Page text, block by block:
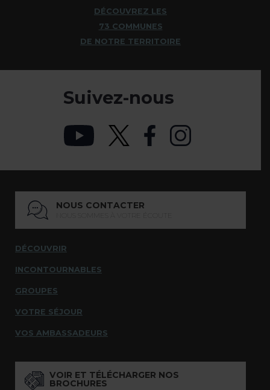
DÉCOUVREZ LES
73 COMMUNES
DE NOTRE TERRITOIRE
Suivez-nous
NOUS CONTACTER
DÉCOUVRIR
INCONTOURNABLES
GROUPES
VOTRE SÉJOUR
VOS AMBASSADEURS
VOIR ET TÉLÉCHARGER NOS
BROCHURES